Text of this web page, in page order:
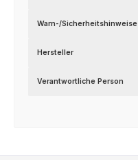
Warn-/Sicherheitshinweise
Hersteller
Verantwortliche Person